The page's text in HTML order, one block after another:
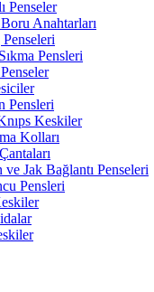
Penseler
Anahtarları
Pensleri
Pensleri
Keskiler
Kolları
ve Jak Bağlantı Penseleri
Pensleri